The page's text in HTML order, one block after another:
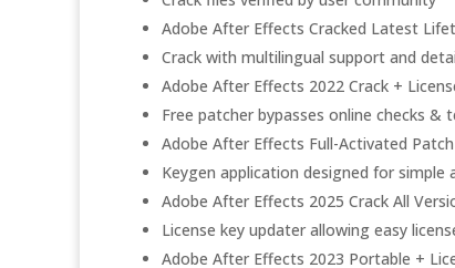
Adobe After Effects Cracked Latest
Crack with multilingual support and
Adobe After Effects 2022 Crack +
Free patcher bypasses online checks &
Adobe After Effects Full-Activated
Keygen application designed for simple
Adobe After Effects 2025 Crack All
License key updater allowing easy
Adobe After Effects 2023 Portable +